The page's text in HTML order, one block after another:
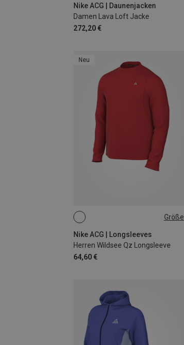
Nike ACG | Daunenjacken
Damen Lava Loft Jacke
272,20 €
Neu
Nike ACG | Longsleeves
Herren Wildsee Qz Longsleeve
64,60 €
S